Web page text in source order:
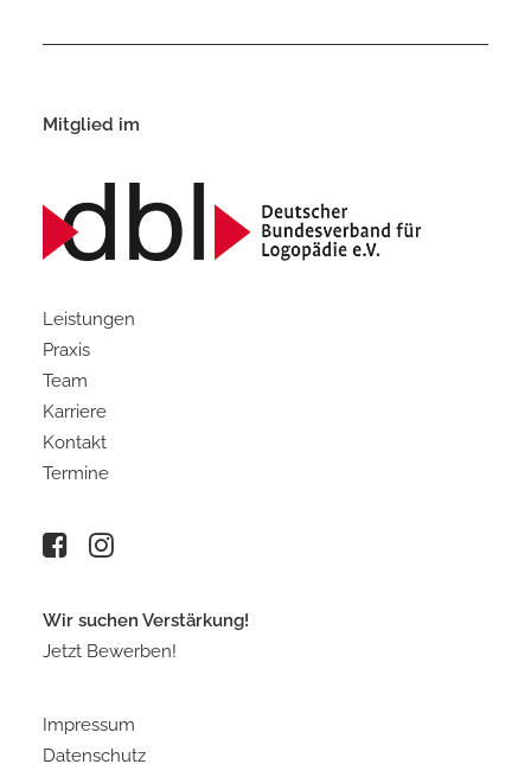
Mitglied im
Leistungen
Praxis
Team
Karriere
Kontakt
Termine
Wir suchen Verstärkung!
Jetzt Bewerben!
Impressum
Datenschutz